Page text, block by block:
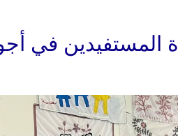
المستفيدين في